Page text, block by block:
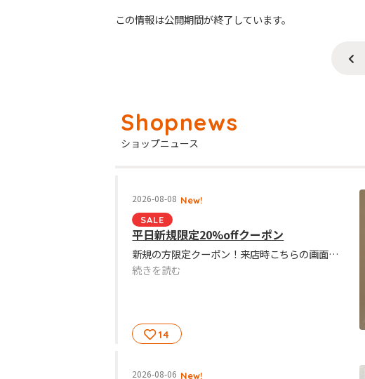
この情報は公開期間が終了しています。
ショップニュース
2026-08-08 New!
SALE
平日新規限定20%offクーポン
新規の方限定クーポン！来店時こちらの画面提示か予約の際お伝えください。
続きを読む
14
2026-08-06 New!